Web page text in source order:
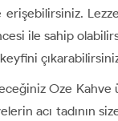
ile sahip
Oze Kahve
acı tadının